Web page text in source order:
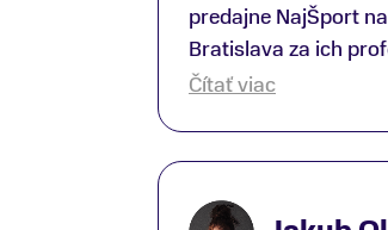
predajne NajŠport
Bratislava za ich
prístup k zákazníkom;
ako aj prilby.. všetko
Čítať viac